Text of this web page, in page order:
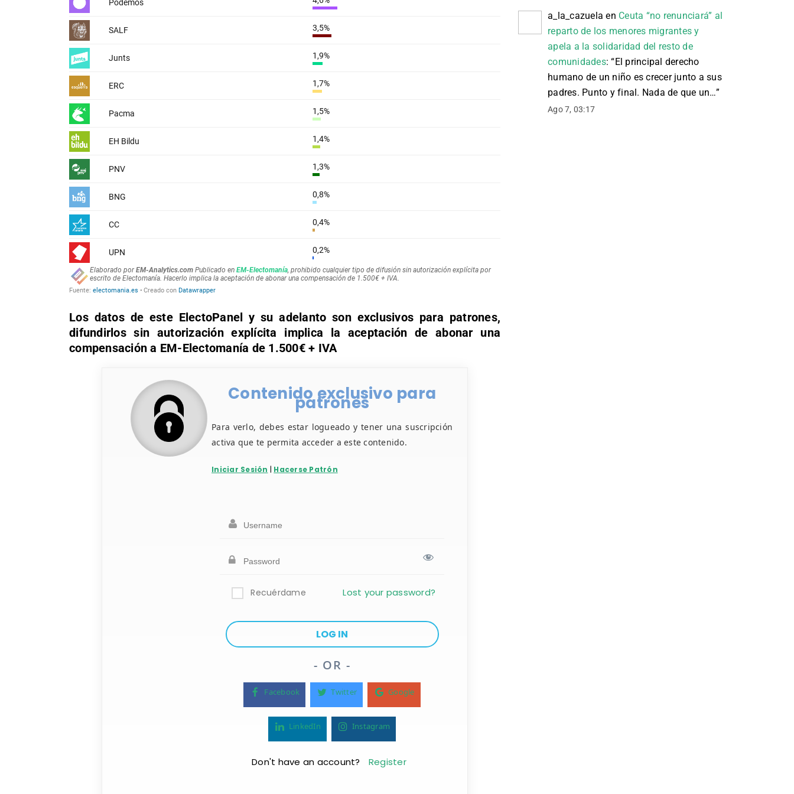
Los datos de este ElectoPanel y su adelanto son exclusivos para patrones,
difundirlos sin autorización explícita implica la aceptación de abonar una
compensación a EM-Electomanía de 1.500€ + IVA
Contenido exclusivo para
patrones
Para verlo, debes estar logueado y tener una suscripción
activa que te permita acceder a este contenido.
Iniciar Sesión | Hacerse Patrón
Recuérdame Lost your password?
- OR -
Facebook Twitter Google
LinkedIn Instagram
Don't have an account? Register
a_la_cazuela en Ceuta “no renunciará” al
reparto de los menores migrantes y
apela a la solidaridad del resto de
comunidades: “El principal derecho
humano de un niño es crecer junto a sus
padres. Punto y final. Nada de que un…”
Ago 7, 03:17